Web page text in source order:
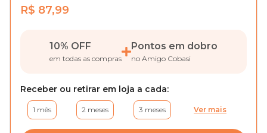
R$ 87,99
10% OFF
em todas as compras
Pontos em dobro
no Amigo Cobasi
Receber ou retirar em loja a cada:
1 mês 2 meses 3 meses Ver mais